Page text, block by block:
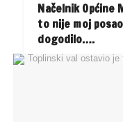
Načelnik Općine
to nije moj
dogodilo….